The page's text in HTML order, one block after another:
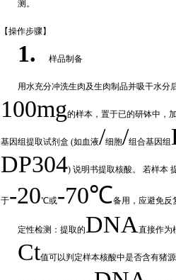
测。
【操作步骤】
1. 样品制备
用水充分冲洗生肉及生肉制品并吸干水分
100mg的样本，置于已的研钵中，
基因组提取试剂盒 (如血液/细胞/组合基因组
DP304) 说明书提取核酸。 若样本
于-20℃或-70℃备用，应避免反
定性检测：提取的DNA直接作为
Ct值可以判定样本核酸中是否含有猪源